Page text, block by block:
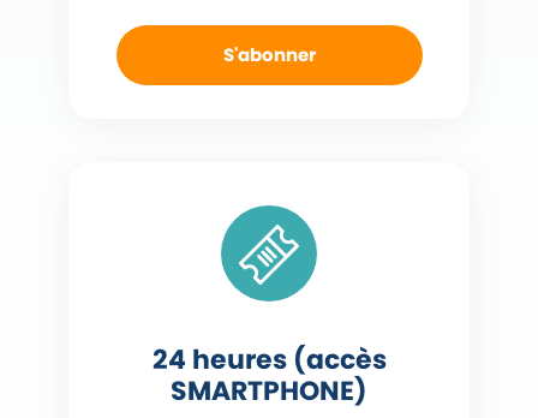
S'abonner
24 heures (accès
SMARTPHONE)